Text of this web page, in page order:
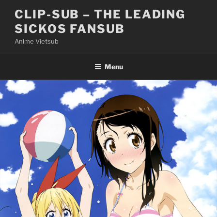
content
CLIP-SUB – THE LEADING
SICKOS FANSUB
Anime Vietsub
Menu